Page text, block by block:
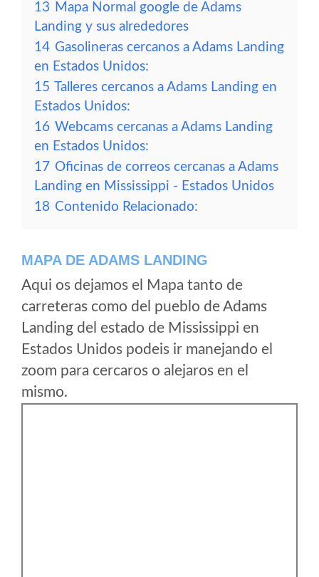
13 Mapa Normal google de Adams
Landing y sus alrededores
14 Gasolineras cercanos a Adams Landing
en Estados Unidos:
15 Talleres cercanos a Adams Landing en
Estados Unidos:
16 Webcams cercanas a Adams Landing
en Estados Unidos:
17 Oficinas de correos cercanas a Adams
Landing en Mississippi - Estados Unidos
18 Contenido Relacionado:
MAPA DE ADAMS LANDING
Aqui os dejamos el Mapa tanto de
carreteras como del pueblo de Adams
Landing del estado de Mississippi en
Estados Unidos podeis ir manejando el
zoom para cercaros o alejaros en el
mismo.